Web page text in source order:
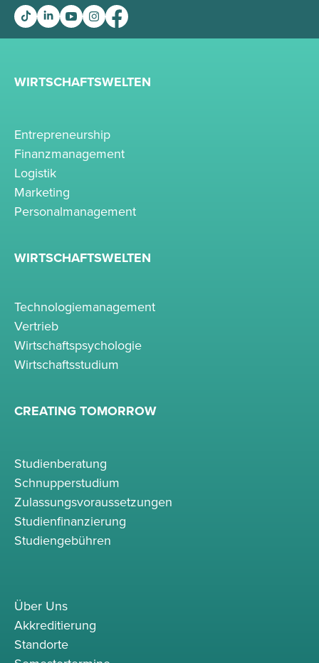
WIRTSCHAFTSWELTEN
Entrepreneurship
Finanzmanagement
Logistik
Marketing
Personalmanagement
WIRTSCHAFTSWELTEN
Technologiemanagement
Vertrieb
Wirtschaftspsychologie
Wirtschaftsstudium
CREATING TOMORROW
Studienberatung
Schnupperstudium
Zulassungsvoraussetzungen
Studienfinanzierung
Studiengebühren
Über Uns
Akkreditierung
Standorte